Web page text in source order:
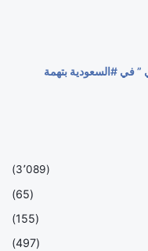
في #السعودية بتهمة
(3٬089)
(65)
(155)
(497)